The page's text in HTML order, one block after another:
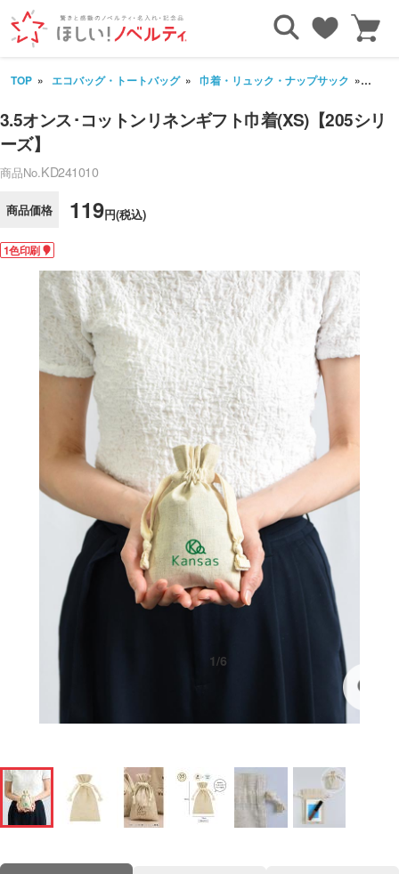
TOP エコバッグ・トートバッグ 巾着・リュック・ナップサック 3.5オ
3.5オンス･コットンリネンギフト巾着(XS)【205シリ
ーズ】
商品No.KD241010
商品価格 119円(税込)
1色印刷
1/6